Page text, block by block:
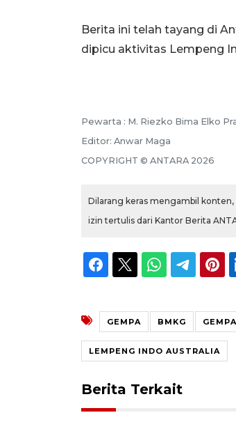
Berita ini telah tayang di
dipicu aktivitas Lempeng
Pewarta : M. Riezko Bima Elko
Editor: Anwar Maga
COPYRIGHT © ANTARA 2026
Dilarang keras mengambil
izin tertulis dari Kantor Berita
GEMPA BMKG
LEMPENG INDO AUSTRALIA
Berita Terkait